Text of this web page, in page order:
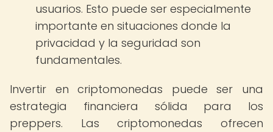
usuarios. Esto puede ser especialmente
importante en situaciones donde la
privacidad y la seguridad son
fundamentales.
Invertir en criptomonedas puede ser una
estrategia financiera sólida para los
preppers. Las criptomonedas ofrecen